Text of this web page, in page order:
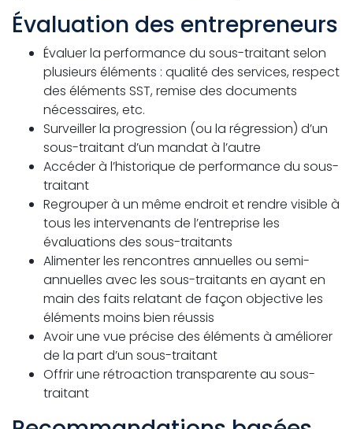
Évaluation des entrepreneurs
Évaluer la performance du sous-traitant selon
plusieurs éléments : qualité des services, respect
des éléments SST, remise des documents
nécessaires, etc.
Surveiller la progression (ou la régression) d’un
sous-traitant d’un mandat à l’autre
Accéder à l’historique de performance du sous-
traitant
Regrouper à un même endroit et rendre visible à
tous les intervenants de l’entreprise les
évaluations des sous-traitants
Alimenter les rencontres annuelles ou semi-
annuelles avec les sous-traitants en ayant en
main des faits relatant de façon objective les
éléments moins bien réussis
Avoir une vue précise des éléments à améliorer
de la part d’un sous-traitant
Offrir une rétroaction transparente au sous-
traitant